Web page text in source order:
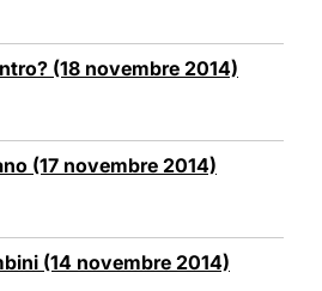
(18 novembre 2014)
(17 novembre 2014)
(14 novembre 2014)